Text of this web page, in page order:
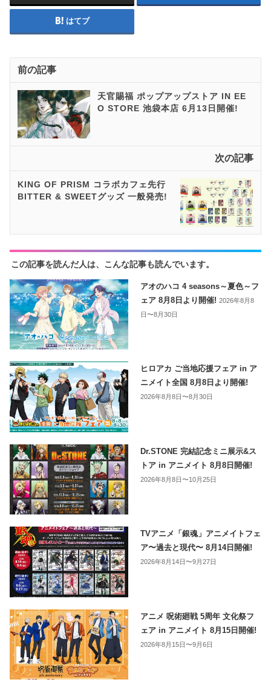
はてブ
前の記事
天官賜福 ポップアップストア IN EE
O STORE 池袋本店 6月13日開催!
次の記事
KING OF PRISM コラボカフェ先行
BITTER & SWEETグッズ 一般発売!
この記事を読んだ人は、こんな記事も読んでいます。
アオのハコ 4 seasons～夏色～フ
ェア 8月8日より開催!2026年8月8
日〜8月30日
ヒロアカ ご当地応援フェア in ア
ニメイト全国 8月8日より開催!
2026年8月8日〜8月30日
Dr.STONE 完結記念ミニ展示&ス
トア in アニメイト 8月8日開催!
2026年8月8日〜10月25日
TVアニメ「銀魂」アニメイトフェ
ア〜過去と現代〜 8月14日開催!
2026年8月14日〜9月27日
アニメ 呪術廻戦 5周年 文化祭フ
ェア in アニメイト 8月15日開催!
2026年8月15日〜9月6日